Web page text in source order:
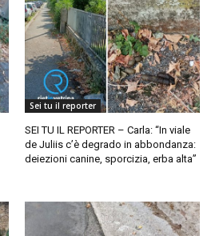
Sei tu il reporter
SEI TU IL REPORTER – Carla: “In viale
de Juliis c’è degrado in abbondanza:
deiezioni canine, sporcizia, erba alta”